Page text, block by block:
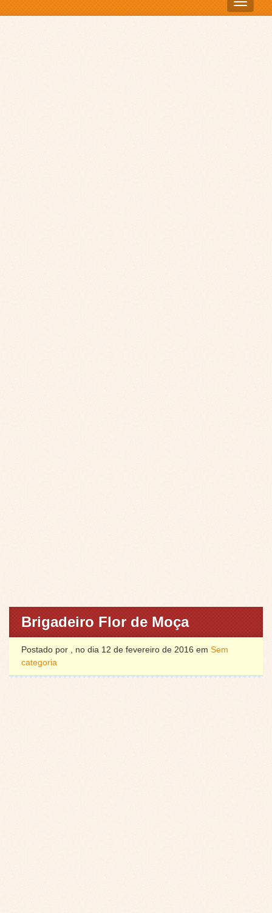
Brigadeiro Flor de Moça
Postado por , no dia 12 de fevereiro de 2016 em Sem
categoria